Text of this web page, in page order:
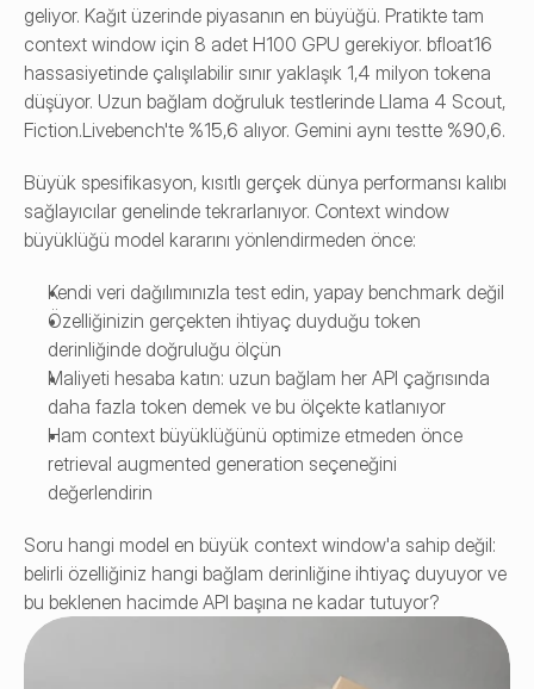
geliyor. Kağıt üzerinde piyasanın en büyüğü. Pratikte tam
context window için 8 adet H100 GPU gerekiyor. bfloat16
hassasiyetinde çalışılabilir sınır yaklaşık 1,4 milyon tokena
düşüyor. Uzun bağlam doğruluk testlerinde Llama 4 Scout,
Fiction.Livebench'te %15,6 alıyor. Gemini aynı testte %90,6.
Büyük spesifikasyon, kısıtlı gerçek dünya performansı kalıbı
sağlayıcılar genelinde tekrarlanıyor. Context window
büyüklüğü model kararını yönlendirmeden önce:
Kendi veri dağılımınızla test edin, yapay benchmark değil
Özelliğinizin gerçekten ihtiyaç duyduğu token
derinliğinde doğruluğu ölçün
Maliyeti hesaba katın: uzun bağlam her API çağrısında
daha fazla token demek ve bu ölçekte katlanıyor
Ham context büyüklüğünü optimize etmeden önce
retrieval augmented generation seçeneğini
değerlendirin
Soru hangi model en büyük context window'a sahip değil:
belirli özelliğiniz hangi bağlam derinliğine ihtiyaç duyuyor ve
bu beklenen hacimde API başına ne kadar tutuyor?